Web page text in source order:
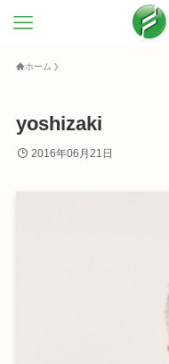
ホーム
yoshizaki
2016年06月21日